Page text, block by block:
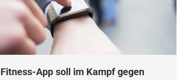
Fitness-App soll im Kampf gegen